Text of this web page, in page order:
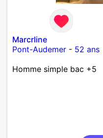
Marcrline
Pont-Audemer - 52 ans
Homme simple bac +5